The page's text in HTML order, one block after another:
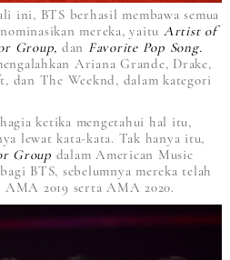
ini, BTS berhasil membawa semua
mereka, yaitu Artist of
Group, dan Favorite Pop Song.
Ariana Grande, Drake,
The Weeknd, dalam kategori
ketika mengetahui hal itu,
lewat kata-kata. Tak hanya itu,
Group dalam American Music
BTS, sebelumnya mereka telah
2019 serta AMA 2020.